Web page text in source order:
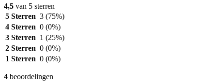
4,5 van 5 sterren
5 Sterren 3 (75%)
4 Sterren 0 (0%)
3 Sterren 1 (25%)
2 Sterren 0 (0%)
1 Sterren 0 (0%)
4 beoordelingen